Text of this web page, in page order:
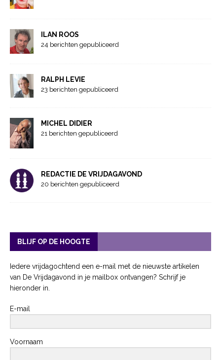
ILAN ROOS
24 berichten gepubliceerd
RALPH LEVIE
23 berichten gepubliceerd
MICHEL DIDIER
21 berichten gepubliceerd
REDACTIE DE VRIJDAGAVOND
20 berichten gepubliceerd
BLIJF OP DE HOOGTE
Iedere vrijdagochtend een e-mail met de nieuwste artikelen
van De Vrijdagavond in je mailbox ontvangen? Schrijf je
hieronder in.
E-mail
Voornaam